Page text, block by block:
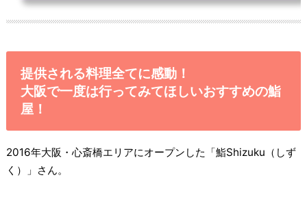
提供される料理全てに感動！
大阪で一度は行ってみてほしいおすすめの鮨
屋！
2016年大阪・心斎橋エリアにオープンした「鮨Shizuku（しず
く）」さん。